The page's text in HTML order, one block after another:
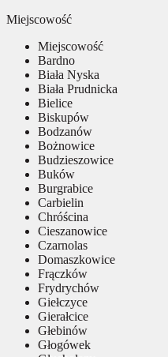
Miejscowość
Miejscowość
Bardno
Biała Nyska
Biała Prudnicka
Bielice
Biskupów
Bodzanów
Bożnowice
Budzieszowice
Buków
Burgrabice
Carbielin
Chróścina
Cieszanowice
Czarnolas
Domaszkowice
Frączków
Frydrychów
Giełczyce
Gierałcice
Głebinów
Głogówek